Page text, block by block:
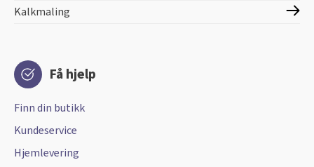
Kalkmaling
Få hjelp
Finn din butikk
Kundeservice
Hjemlevering